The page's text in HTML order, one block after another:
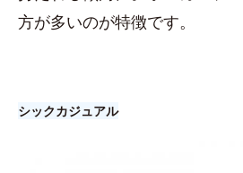
方が多いのが特徴です。
シックカジュアル